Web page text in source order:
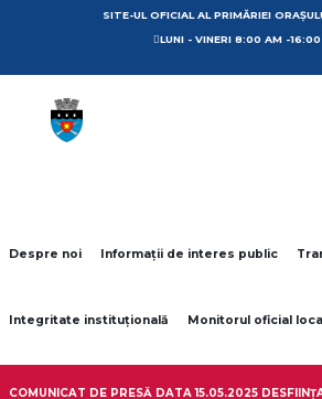
SITE-UL OFICIAL AL PRIMĂRIEI
LUNI - VINERI 8:00 AM -
Despre noi Informații de interes public
Integritate instituțională Monitorul oficial local
COMUNICAT DE PRESĂ DATA 15.05.2025